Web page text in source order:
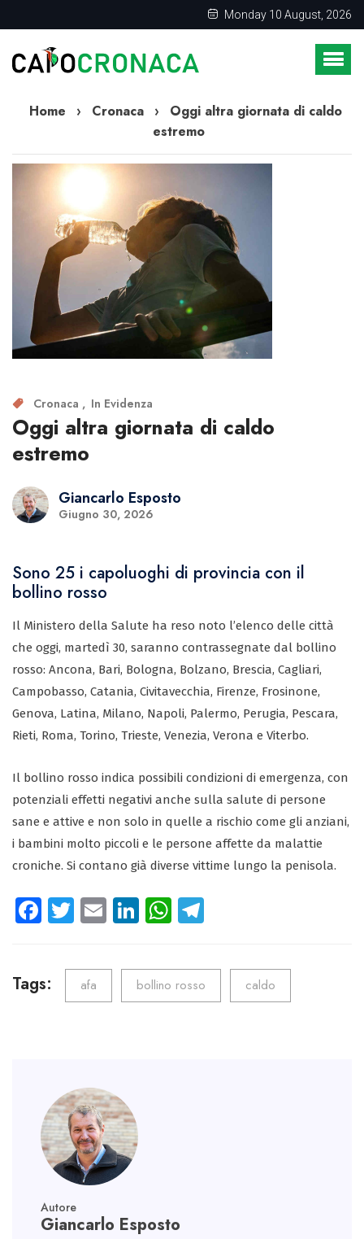
Monday 10 August, 2026
Home › Cronaca ›
Oggi altra giornata di caldo
estremo
Cronaca In Evidenza
Oggi altra giornata di caldo
estremo
Giancarlo Esposto
Giugno 30, 2026
Sono 25 i capoluoghi di provincia con il
bollino rosso
Il Ministero della Salute ha reso noto l’elenco delle città
che oggi, martedì 30, saranno contrassegnate dal bollino
rosso: Ancona, Bari, Bologna, Bolzano, Brescia, Cagliari,
Campobasso, Catania, Civitavecchia, Firenze, Frosinone,
Genova, Latina, Milano, Napoli, Palermo, Perugia, Pescara,
Rieti, Roma, Torino, Trieste, Venezia, Verona e Viterbo.
Il bollino rosso indica possibili condizioni di emergenza, con
potenziali effetti negativi anche sulla salute di persone
sane e attive e non solo in quelle a rischio come gli anziani,
i bambini molto piccoli e le persone affette da malattie
croniche. Si contano già diverse vittime lungo la penisola.
Fa
o
ok
T
tt
er
E
ail
Li
e
dI
n
W
ts
A
p
gr
a
m
Tags: afa bollino rosso caldo
Autore
Giancarlo Esposto